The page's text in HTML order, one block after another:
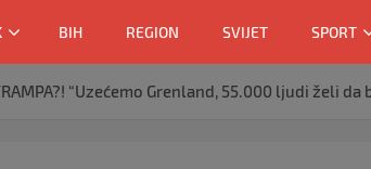
BIH REGION SVIJET SPORT
TRAMPA?! “Uzećemo Grenland, 55.000 ljudi želi da